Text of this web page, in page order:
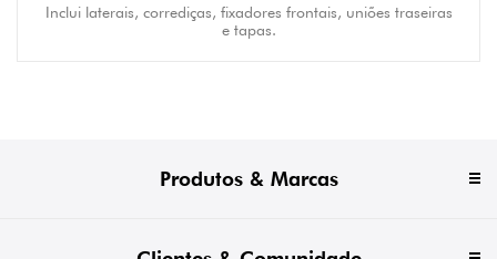
Inclui laterais, corrediças, fixadores frontais, uniões traseiras
e tapas.
Produtos & Marcas